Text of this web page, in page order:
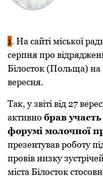
1. На сайті міської
серпня про
Білосток (Польща) на
вересня.
Так, у звіті від 27
активно брав
форумі молочної
презентував роботу
провів низку
міста Білосток